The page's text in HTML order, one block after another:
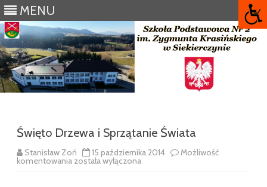
MENU
Święto Drzewa i Sprzątanie Świata
Stanisław Zoń 15 października 2014 Możliwość
komentowania Święto
została wyłączona